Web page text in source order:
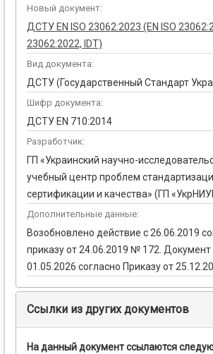
Новый документ:
ДСТУ EN ISO 23062:2023 (EN ISO
23062:2022, IDT)
Вид документа:
ДСТУ (Государственный Стандарт
Шифр документа:
ДСТУ EN 710:2014
Разработчик:
ГП «Украинский научно-
учебный центр проблем
сертификации и качества» (ГП
Дополнительные данные:
Возобновлено действие с 26.06.2019
приказу от 24.06.2019 № 172. Документ
01.05.2026 согласно Приказу от
Ссылки из других документов
На данный документ ссылаются